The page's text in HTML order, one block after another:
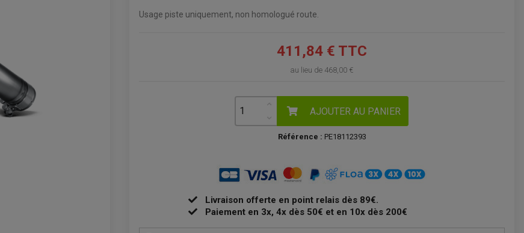
Usage piste uniquement, non homologué route.
411,84 € TTC
au lieu de 468,00 €
AJOUTER AU PANIER
Référence : PE18112393
Livraison offerte en point relais dès 89€.
Paiement en 3x, 4x dès 50€ et en 10x dès 200€